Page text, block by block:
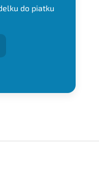
do piatku